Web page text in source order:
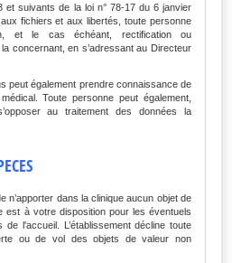
et suivants de la loi n° 78-17 du 6 janvier
aux fichiers et aux libertés, toute personne
et le cas échéant, rectification ou
concernant, en s’adressant au Directeur
peut également prendre connaissance de
édical. Toute personne peut également,
au traitement des données la
n’apporter dans la clinique aucun objet de
est à votre disposition pour les éventuels
l'accueil. L’établissement décline toute
ou de vol des objets de valeur non